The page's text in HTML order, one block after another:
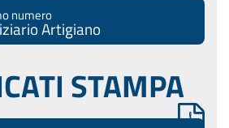
numero
Artigiano
STAMPA